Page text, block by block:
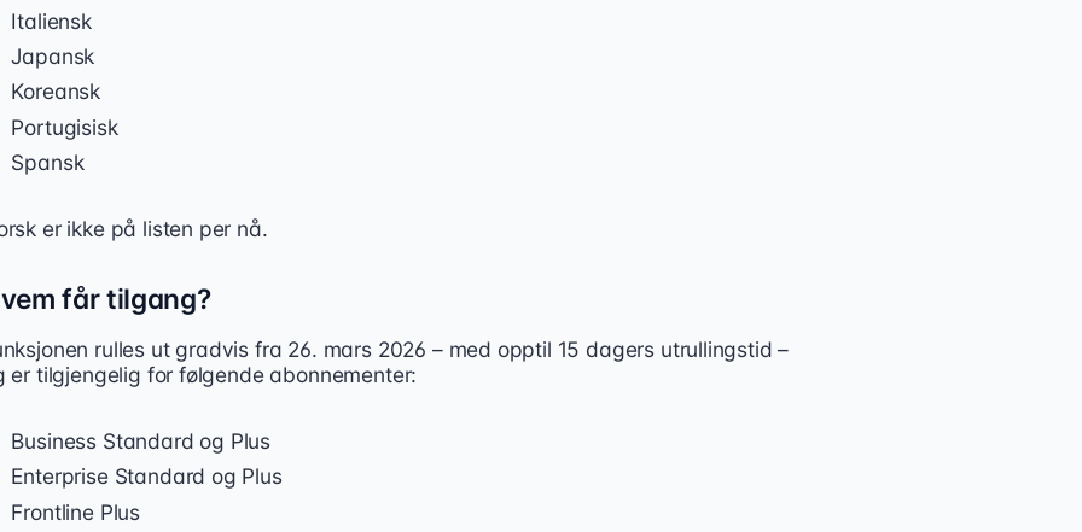
Italiensk
Japansk
Koreansk
Portugisisk
Spansk
er ikke på listen per nå.
får tilgang?
rulles ut gradvis fra 26. mars 2026 – med opptil 15 dagers utrullingstid –
er tilgjengelig for følgende abonnementer:
Business Standard og Plus
Enterprise Standard og Plus
Frontline Plus